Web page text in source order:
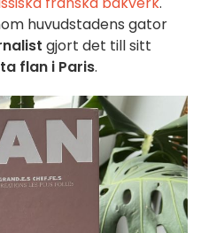
huvudstadens gator
gjort det till sitt
flan i Paris.